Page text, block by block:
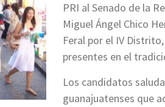
PRI al Senado de la
Miguel Ángel Chico
Feral por el IV
presentes en el
Los candidatos
guanajuatenses que